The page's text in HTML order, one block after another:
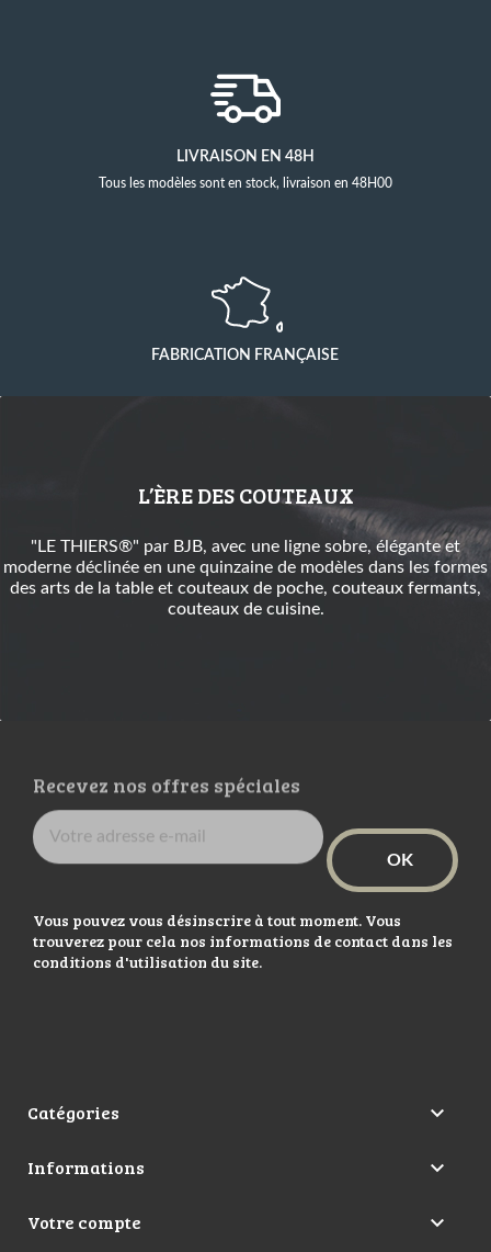
LIVRAISON EN 48H
Tous les modèles sont en stock, livraison en 48H00
FABRICATION FRANÇAISE
L’ÈRE DES COUTEAUX
"LE THIERS®" par BJB, avec une ligne sobre, élégante et
moderne déclinée en une quinzaine de modèles dans les formes
des arts de la table et couteaux de poche, couteaux fermants,
couteaux de cuisine.
Recevez nos offres spéciales
Vous pouvez vous désinscrire à tout moment. Vous
trouverez pour cela nos informations de contact dans les
conditions d'utilisation du site.
Catégories 
Informations 
Votre compte 